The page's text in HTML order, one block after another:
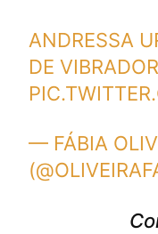
ANDRESSA
DE VIBRADOR
— FÁBIA